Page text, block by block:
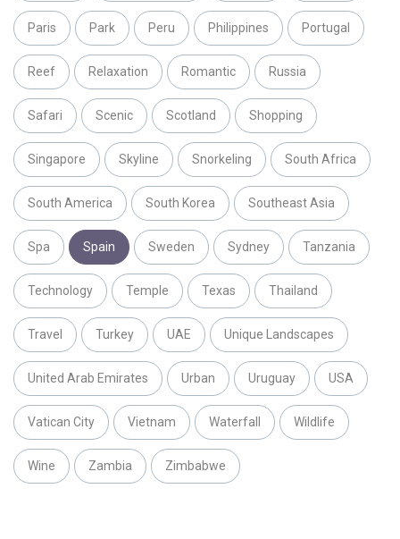
Paris Park Peru Philippines Portugal
Reef Relaxation Romantic Russia
Safari Scenic Scotland Shopping
Singapore Skyline Snorkeling South Africa
South America South Korea Southeast Asia
Spa Spain Sweden Sydney Tanzania
Technology Temple Texas Thailand
Travel Turkey UAE Unique Landscapes
United Arab Emirates Urban Uruguay USA
Vatican City Vietnam Waterfall Wildlife
Wine Zambia Zimbabwe